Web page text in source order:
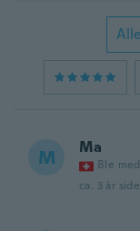
Alle
M Ma
Ble
ca. 3 år